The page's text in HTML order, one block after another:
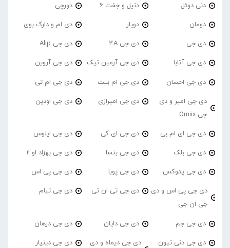
دنی دوئل دنیل و جفت 6 دورچی
دومان دویار دی ام و دارک بوی
دی جی دی جی 4A دی جی Alip
دی جی آتابا دی جی آرمین تیک دی جی آروین
دی جی احسان دی جی ام بیت دی جی ام تی
دی جی امیر و دی
جی Omiix
دی جی امیرازی دی جی اودین
دی جی ای ام بی دی جی ای کی دی جی ایلوس
دی جی بلک دی جی بنسا دی جی بهزاد او 2
دی جی پدوکس دی جی پوبا دی جی پی اس
دی جی پی اس و دی
جی ان جی
دی جی تی ان تی دی جی تیام
دی جی جم دی جی دایان دی جی درهان
دی جی دنی تیون
دی جی دیماه و دی
دی جی دینیار